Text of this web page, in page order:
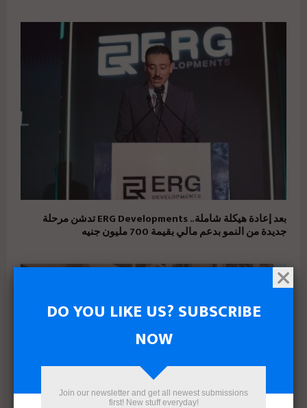
بعد إعادة هيكلة شاملة.. ERG Developments تدشن مرحلة
جديدة من النمو بدعم مالي بقيمة 700 مليون جنيه
DO YOU LIKE US? SUBSCRIBE
NOW
Join our newsletter and get all newest submissions
first! New stuff everyday!